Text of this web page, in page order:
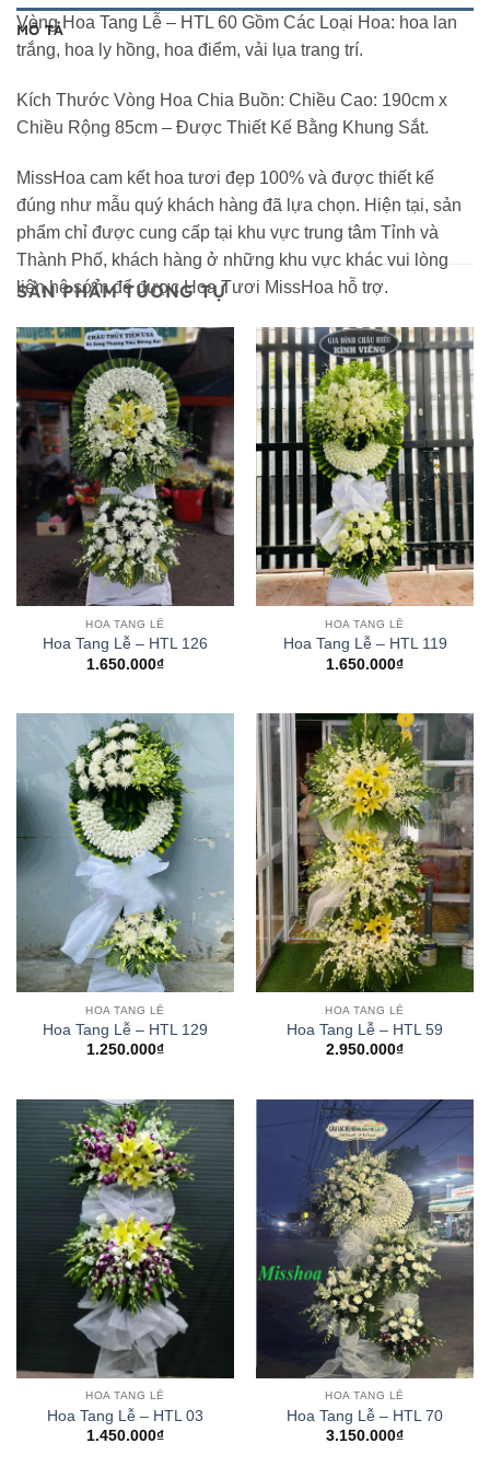
MÔ TẢ
Vòng Hoa Tang Lễ – HTL 60 Gồm Các Loại Hoa: hoa lan
trắng, hoa ly hồng, hoa điểm, vải lụa trang trí.
Kích Thước Vòng Hoa Chia Buồn: Chiều Cao: 190cm x
Chiều Rộng 85cm – Được Thiết Kế Bằng Khung Sắt.
MissHoa cam kết hoa tươi đẹp 100% và được thiết kế
đúng như mẫu quý khách hàng đã lựa chọn. Hiện tại, sản
phẩm chỉ được cung cấp tại khu vực trung tâm Tỉnh và
Thành Phố, khách hàng ở những khu vực khác vui lòng
liên hệ sớm để được Hoa Tươi MissHoa hỗ trợ.
SẢN PHẨM TƯƠNG TỰ
HOA TANG LỄ
Hoa Tang Lễ – HTL 126
1.650.000₫
HOA TANG LỄ
Hoa Tang Lễ – HTL 119
1.650.000₫
HOA TANG LỄ
Hoa Tang Lễ – HTL 129
1.250.000₫
HOA TANG LỄ
Hoa Tang Lễ – HTL 59
2.950.000₫
HOA TANG LỄ
Hoa Tang Lễ – HTL 03
1.450.000₫
HOA TANG LỄ
Hoa Tang Lễ – HTL 70
3.150.000₫